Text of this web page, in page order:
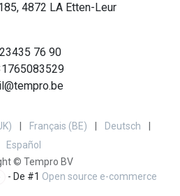
4872 LA Etten-Leur
76 90
© Tempro BV
Français (BE) Deutsch
Español
- De #1 Open source e-commerce